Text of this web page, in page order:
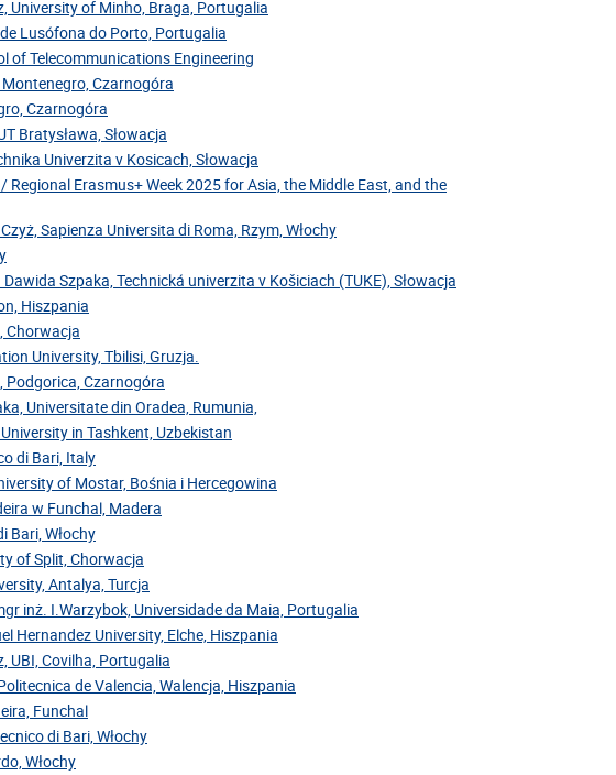
University of Minho, Braga, Portugalia
Lusófona do Porto, Portugalia
of Telecommunications Engineering
Czarnogóra
Czarnogóra
Bratysława, Słowacja
Univerzita v Kosicach, Słowacja
Erasmus+ Week 2025 for Asia, the Middle East, and the
Sapienza Universita di Roma, Rzym, Włochy
Szpaka, Technická univerzita v Košiciach (TUKE), Słowacja
Hiszpania
Chorwacja
University, Tbilisi, Gruzja.
Podgorica, Czarnogóra
Universitate din Oradea, Rumunia,
in Tashkent, Uzbekistan
di Bari, Italy
of Mostar, Bośnia i Hercegowina
w Funchal, Madera
Bari, Włochy
of Split, Chorwacja
Antalya, Turcja
inż. I.Warzybok, Universidade da Maia, Portugalia
Hernandez University, Elche, Hiszpania
UBI, Covilha, Portugalia
de Valencia, Walencja, Hiszpania
Funchal
di Bari, Włochy
Włochy